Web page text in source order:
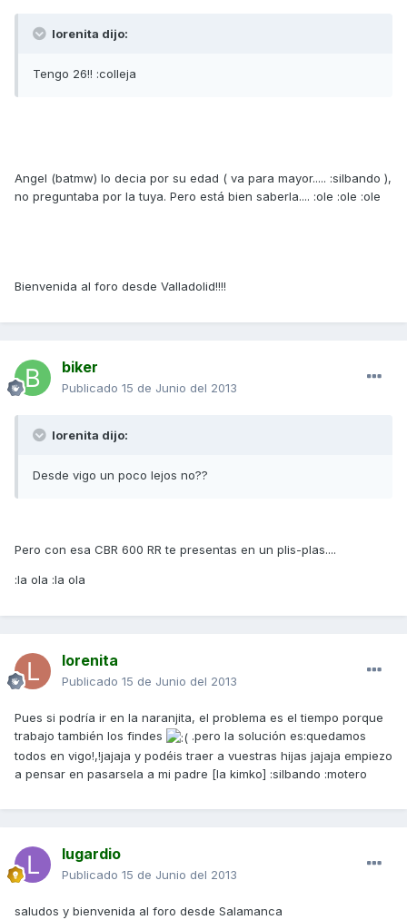
lorenita dijo:
Tengo 26!! :colleja
Angel (batmw) lo decia por su edad ( va para mayor..... :silbando ),
no preguntaba por la tuya. Pero está bien saberla.... :ole :ole :ole
Bienvenida al foro desde Valladolid!!!!
biker
Publicado 15 de Junio del 2013
lorenita dijo:
Desde vigo un poco lejos no??
Pero con esa CBR 600 RR te presentas en un plis-plas....
:la ola :la ola
lorenita
Publicado 15 de Junio del 2013
Pues si podría ir en la naranjita, el problema es el tiempo porque
trabajo también los findes
.pero la solución es:quedamos
todos en vigo!,!jajaja y podéis traer a vuestras hijas jajaja empiezo
a pensar en pasarsela a mi padre [la kimko] :silbando :motero
lugardio
Publicado 15 de Junio del 2013
saludos y bienvenida al foro desde Salamanca